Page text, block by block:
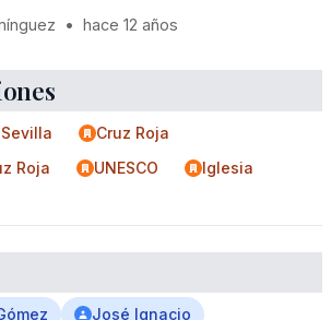
• hace 12 años
Cruz Roja
Roja
UNESCO
Iglesia
José Ignacio